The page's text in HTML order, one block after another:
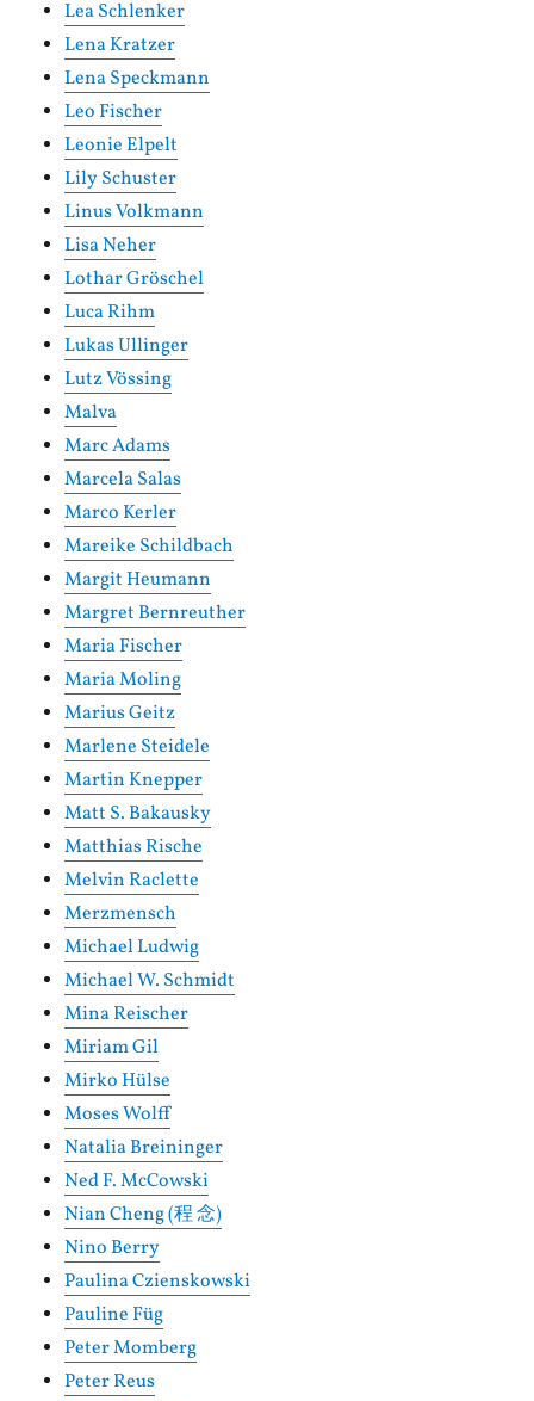
Lea Schlenker
Lena Kratzer
Lena Speckmann
Leo Fischer
Leonie Elpelt
Lily Schuster
Linus Volkmann
Lisa Neher
Lothar Gröschel
Luca Rihm
Lukas Ullinger
Lutz Vössing
Malva
Marc Adams
Marcela Salas
Marco Kerler
Mareike Schildbach
Margit Heumann
Margret Bernreuther
Maria Fischer
Maria Moling
Marius Geitz
Marlene Steidele
Martin Knepper
Matt S. Bakausky
Matthias Rische
Melvin Raclette
Merzmensch
Michael Ludwig
Michael W. Schmidt
Mina Reischer
Miriam Gil
Mirko Hülse
Moses Wolff
Natalia Breininger
Ned F. McCowski
Nian Cheng (程 念)
Nino Berry
Paulina Czienskowski
Pauline Füg
Peter Momberg
Peter Reus